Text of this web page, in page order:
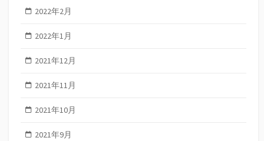
2022年2月
2022年1月
2021年12月
2021年11月
2021年10月
2021年9月